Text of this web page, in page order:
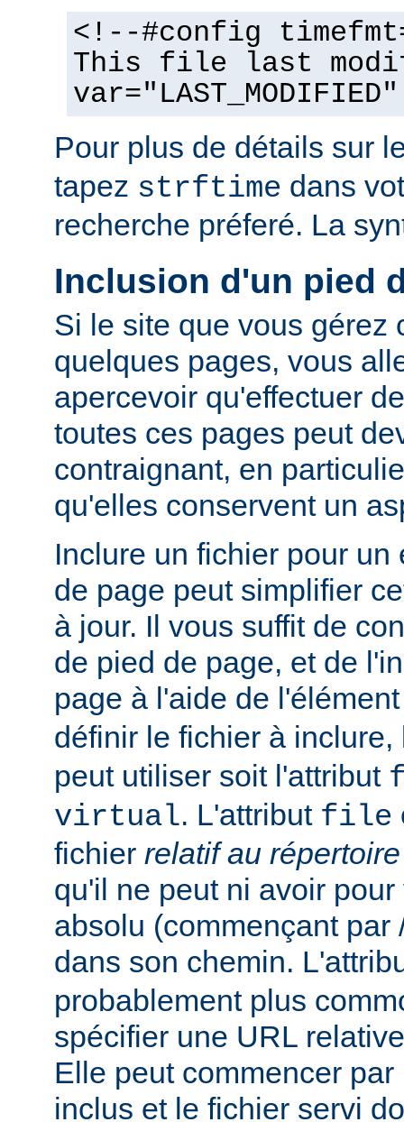
<!--#config
This file last
Pour plus de détails sur
tapez strftime dans
recherche préferé. La
Inclusion d'un pied
Si le site que vous gérez
quelques pages, vous
apercevoir qu'effectuer
toutes ces pages peut
contraignant, en
qu'elles conservent un
Inclure un fichier pour
de page peut simplifier
à jour. Il vous suffit de
de pied de page, et de
page à l'aide de
définir le fichier à
peut utiliser soit l'attribut
virtual. L'attribut file
fichier relatif au
qu'il ne peut ni avoir
absolu (commençant par
dans son chemin.
probablement plus
spécifier une URL
Elle peut commencer
inclus et le fichier servi